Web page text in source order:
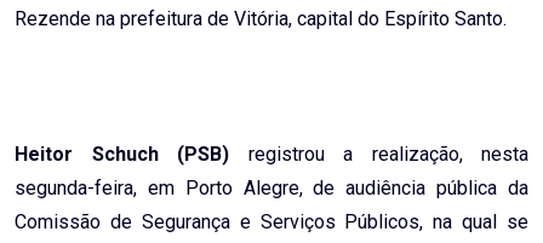
Rezende na prefeitura de Vitória, capital do Espírito Santo.
Heitor Schuch (PSB) registrou a realização, nesta
segunda-feira, em Porto Alegre, de audiência pública da
Comissão de Segurança e Serviços Públicos, na qual se